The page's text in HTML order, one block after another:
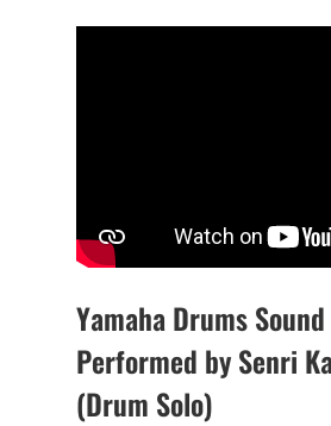
Yamaha Drums
Performed by Senri
(Drum Solo)